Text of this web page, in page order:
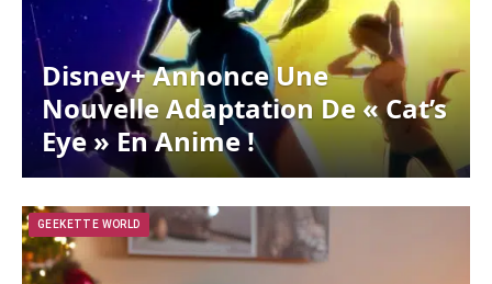
Disney+ Annonce Une
Nouvelle Adaptation De « Cat’s
Eye » En Anime !
GEEKETTE WORLD